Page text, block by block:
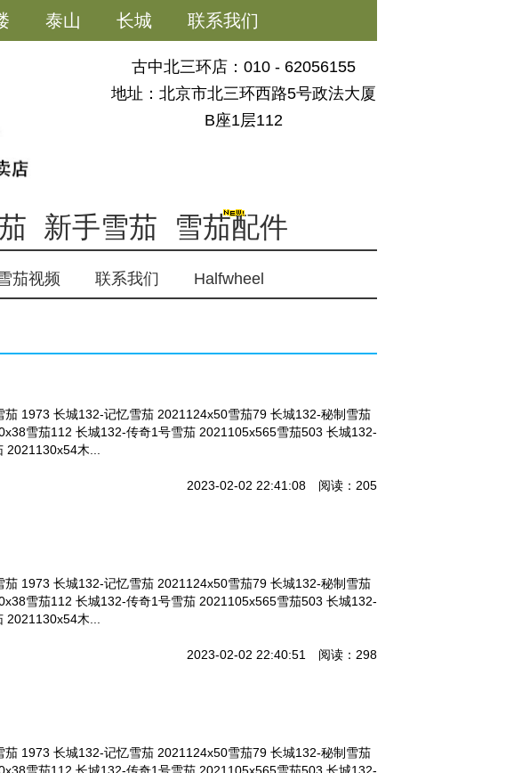
泰山 长城 联系我们
古中北三环店：010 - 62056155
地址：北京市北三环西路5号政法大厦
B座1层112
新手雪茄 雪茄配件
茄视频 联系我们 Halfwheel
1973 长城132-记忆雪茄 2021124x50雪茄79 长城132-秘制雪茄
雪茄112 长城132-传奇1号雪茄 2021105x565雪茄503 长城132-
木...
2023-02-02 22:41:08 阅读：205
1973 长城132-记忆雪茄 2021124x50雪茄79 长城132-秘制雪茄
雪茄112 长城132-传奇1号雪茄 2021105x565雪茄503 长城132-
木...
2023-02-02 22:40:51 阅读：298
1973 长城132-记忆雪茄 2021124x50雪茄79 长城132-秘制雪茄